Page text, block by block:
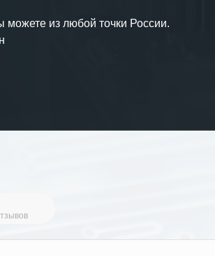
из любой точки России.